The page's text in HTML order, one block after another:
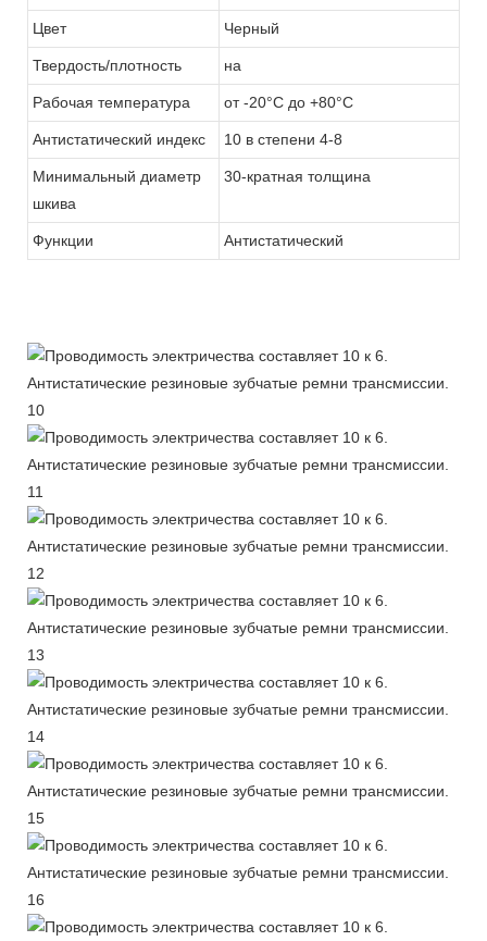
Цвет Черный
Твердость/плотность на
Рабочая температура от -20°C до +80°C
Антистатический индекс 10 в степени 4-8
Минимальный диаметр
шкива
30-кратная толщина
Функции Антистатический